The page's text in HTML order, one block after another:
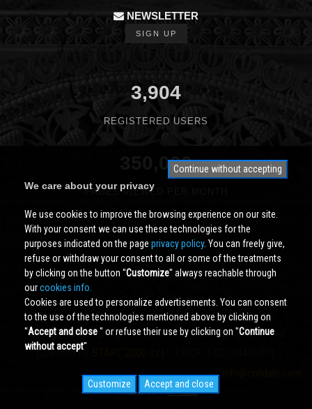
NEWSLETTER
SIGN UP
3,904
REGISTERED USERS
350,000
PAGES VIEWED PER MONTH
Cividale.COMCopyright © 2000 - 2026 All Rights Reserved
powered by
Continue without accepting
We care about your privacy
We use cookies to improve the browsing experience on our site.
With your consent we can use these technologies for the
purposes indicated on the page privacy policy. You can freely give,
refuse or withdraw your consent to all or some of the treatments
by clicking on the button ''Customize'' always reachable through
ourcookies info.
Cookies are used to personalize advertisements. You can consent
to the use of the technologies mentioned above by clicking on
''Accept and close'' or refuse their use by clicking on ''Continue
without accept''
Customize Accept and close